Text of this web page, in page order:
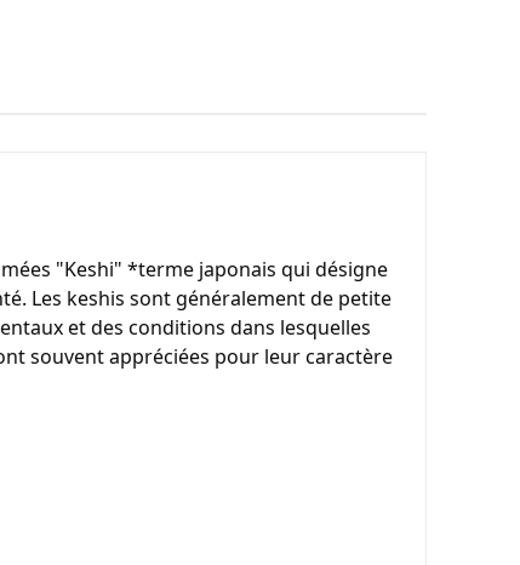
"Keshi" *terme japonais qui désigne
Les keshis sont généralement de petite
et des conditions dans lesquelles
souvent appréciées pour leur caractère